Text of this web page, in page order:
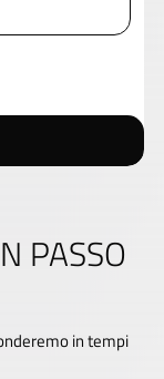
PASSO
in tempi